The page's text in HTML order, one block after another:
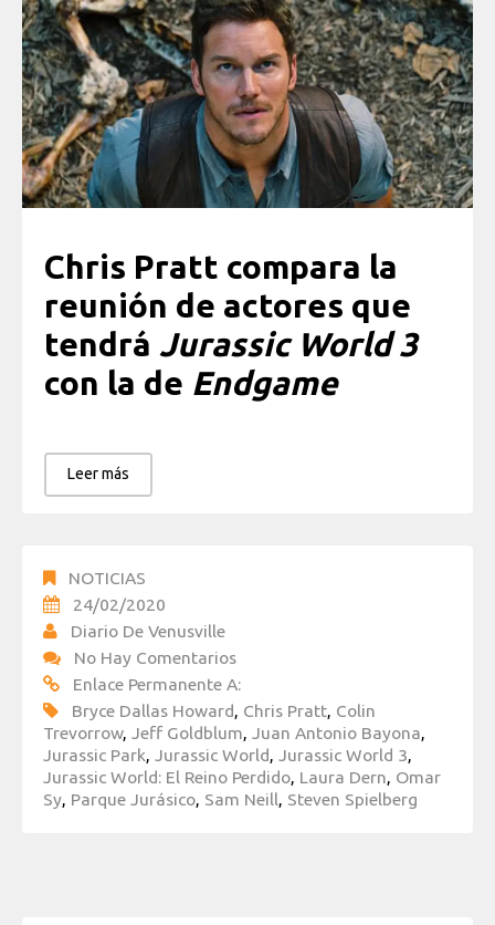
Chris Pratt compara la
reunión de actores que
tendrá Jurassic World 3
con la de Endgame
Leer más
NOTICIAS
24/02/2020
Diario De Venusville
No Hay Comentarios
Enlace Permanente A:
Bryce Dallas Howard, Chris Pratt, Colin
Trevorrow, Jeff Goldblum, Juan Antonio Bayona,
Jurassic Park, Jurassic World, Jurassic World 3,
Jurassic World: El Reino Perdido, Laura Dern, Omar
Sy, Parque Jurásico, Sam Neill, Steven Spielberg